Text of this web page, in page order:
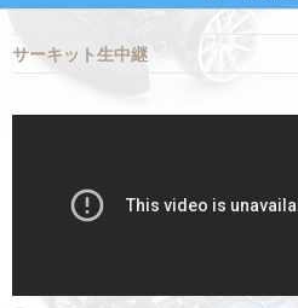
サーキット生中継